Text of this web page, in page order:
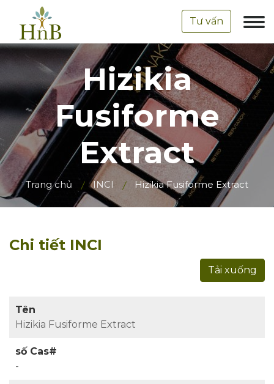
Tư vấn
Hizikia
Fusiforme
Extract
Trang chủ INCI Hizikia Fusiforme Extract
Chi tiết INCI
Tải xuống
Tên
Hizikia Fusiforme Extract
số Cas#
-